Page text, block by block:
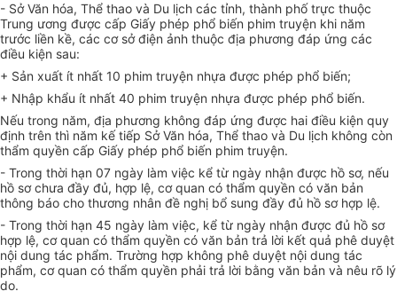
- Sở Văn hóa, Thể thao và Du lịch các tỉnh, thành phố trực thuộc
Trung ương được cấp Giấy phép phổ biến phim truyện khi năm
trước liền kề, các cơ sở điện ảnh thuộc địa phương đáp ứng các
điều kiện sau:
+ Sản xuất ít nhất 10 phim truyện nhựa được phép phổ biến;
+ Nhập khẩu ít nhất 40 phim truyện nhựa được phép phổ biến.
Nếu trong năm, địa phương không đáp ứng được hai điều kiện quy
định trên thì năm kế tiếp Sở Văn hóa, Thể thao và Du lịch không còn
thẩm quyền cấp Giấy phép phổ biến phim truyện.
- Trong thời hạn 07 ngày làm việc kể từ ngày nhận được hồ sơ, nếu
hồ sơ chưa đầy đủ, hợp lệ, cơ quan có thẩm quyền có văn bản
thông báo cho thương nhân đề nghị bổ sung đầy đủ hồ sơ hợp lệ.
- Trong thời hạn 45 ngày làm việc, kể từ ngày nhận được đủ hồ sơ
hợp lệ, cơ quan có thẩm quyền có văn bản trả lời kết quả phê duyệt
nội dung tác phẩm. Trường hợp không phê duyệt nội dung tác
phẩm, cơ quan có thẩm quyền phải trả lời bằng văn bản và nêu rõ lý
do.